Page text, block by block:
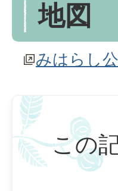
地図
みはらし
この